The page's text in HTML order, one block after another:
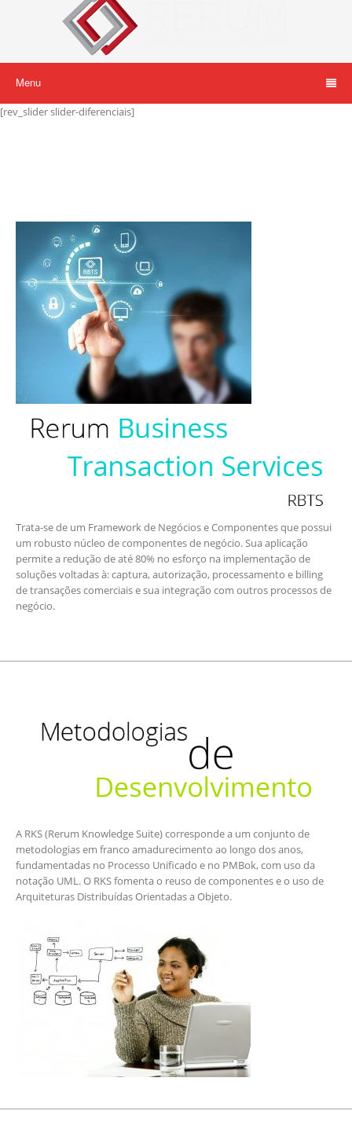
Menu
[rev_slider slider-diferenciais]
Trata-se de um Framework de Negócios e Componentes que possui
um robusto núcleo de componentes de negócio. Sua aplicação
permite a redução de até 80% no esforço na implementação de
soluções voltadas à: captura, autorização, processamento e billing
de transações comerciais e sua integração com outros processos de
negócio.
A RKS (Rerum Knowledge Suite) corresponde a um conjunto de
metodologias em franco amadurecimento ao longo dos anos,
fundamentadas no Processo Unificado e no PMBok, com uso da
notação UML. O RKS fomenta o reuso de componentes e o uso de
Arquiteturas Distribuídas Orientadas a Objeto.